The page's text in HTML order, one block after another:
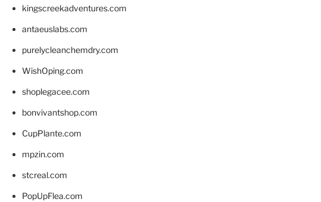
kingscreekadventures.com
antaeuslabs.com
purelycleanchemdry.com
WishOping.com
shoplegacee.com
bonvivantshop.com
CupPlante.com
mpzin.com
stcreal.com
PopUpFlea.com